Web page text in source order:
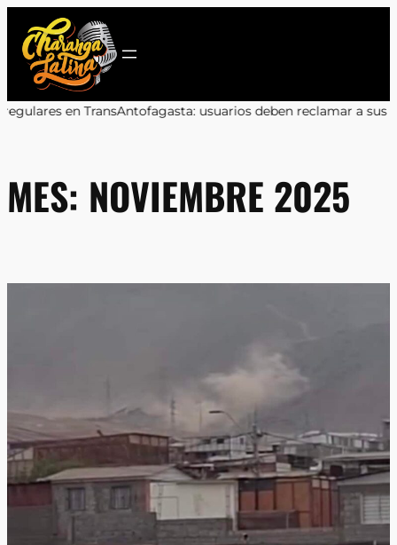
contenido
a sus bancos•Marcos Celedón: «Antofagasta merece
MES: NOVIEMBRE 2025